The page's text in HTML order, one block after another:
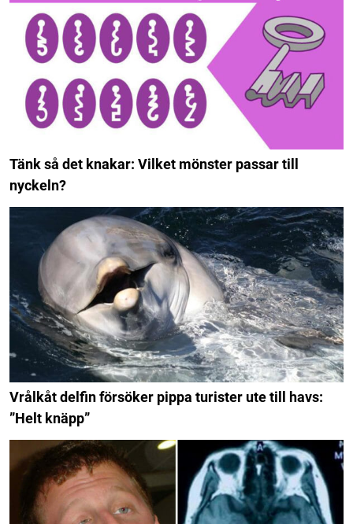
Tänk så det knakar: Vilket mönster passar till
nyckeln?
Vrålkåt delfin försöker pippa turister ute till havs:
”Helt knäpp”